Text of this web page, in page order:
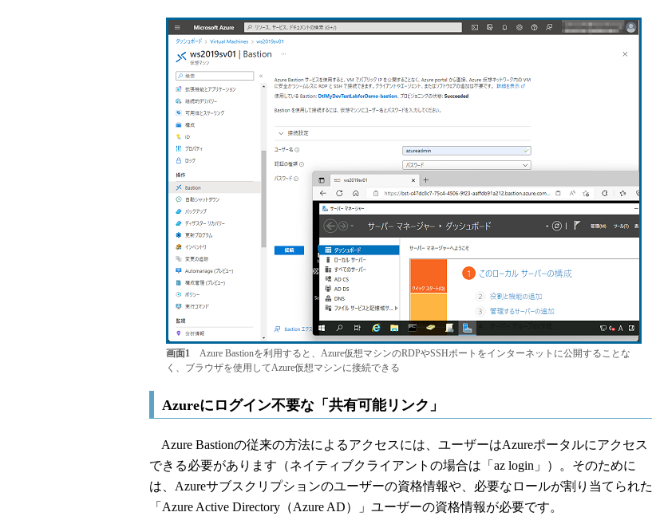
画面1Azure Bastionを利用すると、Azure仮想マシンのRDPやSSHポートをインターネットに公開することな
く、ブラウザを使用してAzure仮想マシンに接続できる
Azureにログイン不要な「共有可能リンク」
Azure Bastionの従来の方法によるアクセスには、ユーザーはAzureポータルにアクセス
できる必要があります（ネイティブクライアントの場合は「az login」）。そのために
は、Azureサブスクリプションのユーザーの資格情報や、必要なロールが割り当てられた
「Azure Active Directory（Azure AD）」ユーザーの資格情報が必要です。